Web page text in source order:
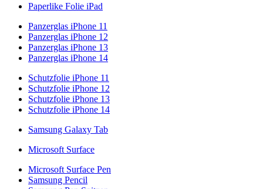
Paperlike Folie iPad
Panzerglas iPhone 11
Panzerglas iPhone 12
Panzerglas iPhone 13
Panzerglas iPhone 14
Schutzfolie iPhone 11
Schutzfolie iPhone 12
Schutzfolie iPhone 13
Schutzfolie iPhone 14
Samsung Galaxy Tab
Microsoft Surface
Microsoft Surface Pen
Samsung Pencil